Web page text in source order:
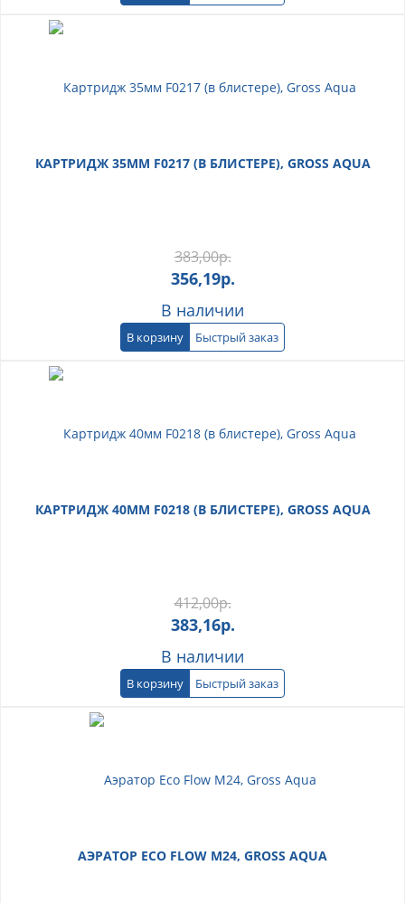
КАРТРИДЖ 35ММ F0217 (В БЛИСТЕРЕ), GROSS AQUA
383,00р.
356,19р.
В наличии
В корзину Быстрый заказ
КАРТРИДЖ 40ММ F0218 (В БЛИСТЕРЕ), GROSS AQUA
412,00р.
383,16р.
В наличии
В корзину Быстрый заказ
АЭРАТОР ECO FLOW M24, GROSS AQUA